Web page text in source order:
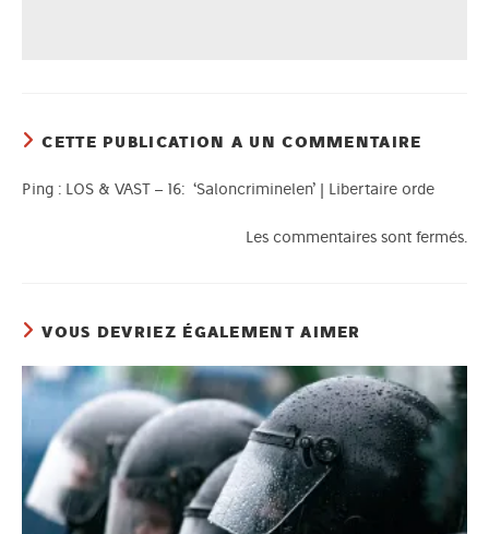
CETTE PUBLICATION A UN COMMENTAIRE
Ping : LOS & VAST – 16: ‘Saloncriminelen’ | Libertaire orde
Les commentaires sont fermés.
VOUS DEVRIEZ ÉGALEMENT AIMER